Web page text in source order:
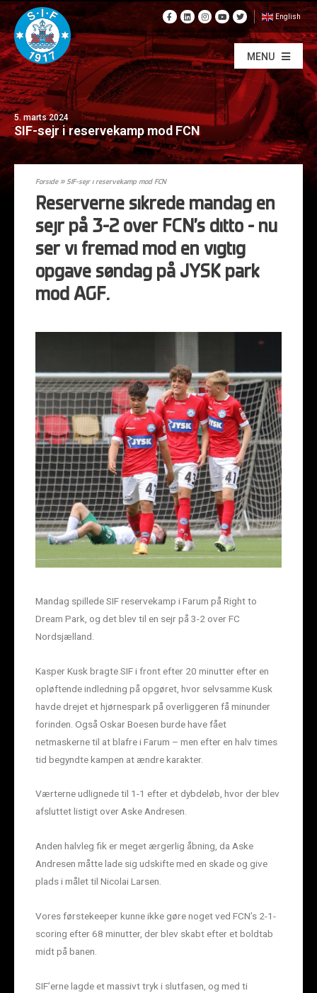
English
MENU
5. marts 2024
SIF-sejr i reservekamp mod FCN
Forside»SIF-sejr i reservekamp mod FCN
Reserverne sikrede mandag en
sejr på 3-2 over FCN’s ditto – nu
ser vi fremad mod en vigtig
opgave søndag på JYSK park
mod AGF.
Mandag spillede SIF reservekamp i Farum på Right to
Dream Park, og det blev til en sejr på 3-2 over FC
Nordsjælland.
Kasper Kusk bragte SIF i front efter 20 minutter efter en
opløftende indledning på opgøret, hvor selvsamme Kusk
havde drejet et hjørnespark på overliggeren få minunder
forinden. Også Oskar Boesen burde have fået
netmaskerne til at blafre i Farum – men efter en halv times
tid begyndte kampen at ændre karakter.
Værterne udlignede til 1-1 efter et dybdeløb, hvor der blev
afsluttet listigt over Aske Andresen.
Anden halvleg fik er meget ærgerlig åbning, da Aske
Andresen måtte lade sig udskifte med en skade og give
plads i målet til Nicolai Larsen.
Vores førstekeeper kunne ikke gøre noget ved FCN’s 2-1-
scoring efter 68 minutter, der blev skabt efter et boldtab
midt på banen.
SIF’erne lagde et massivt tryk i slutfasen, og med ti